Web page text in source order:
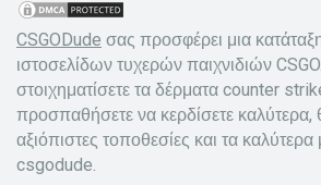
CSGODude σας προσφέρει μια
ιστοσελίδων τυχερών παιχνιδιών
στοιχηματίσετε τα δέρματα counter
προσπαθήσετε να κερδίσετε καλύτερα,
αξιόπιστες τοποθεσίες και τα
csgodude.